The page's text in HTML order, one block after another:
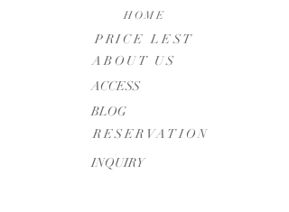
HOME
PRICE LEST
ABOUT US
​ACCESS
BLOG
RESERVATION
INQUIRY